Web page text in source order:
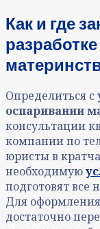
Как и где
Определиться с
оспаривании
консультации
компании по
юристы в
необходимую
подготовят все
Для
достаточно